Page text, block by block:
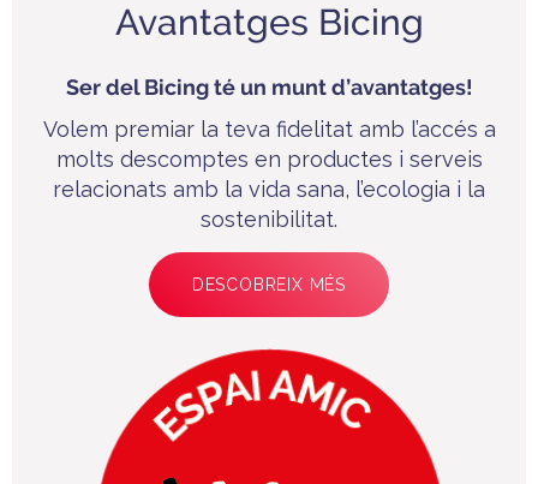
Avantatges Bicing
Ser del Bicing té un munt d’avantatges!
Volem premiar la teva fidelitat amb l’accés a
molts descomptes en productes i serveis
relacionats amb la vida sana, l’ecologia i la
sostenibilitat.
DESCOBREIX MÉS